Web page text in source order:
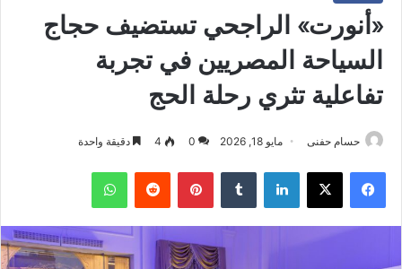
«أنورت» الراجحي تستضيف حجاج
السياحة المصريين في تجربة
تفاعلية تثري رحلة الحج
حسام حفنى مايو 18, 2026 0
4 دقيقة واحدة
فيسبوك ‫X لينكدإن بينتيريست واتساب